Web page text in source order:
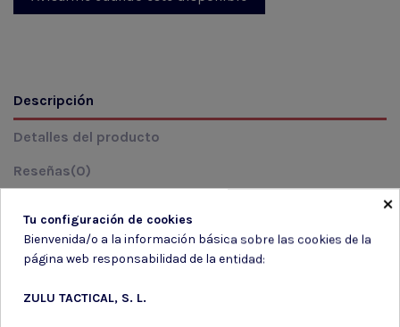
Descripción
Detalles del producto
Reseñas(0)
TIPO:MOCHILA
COLOR: CAMO
CIERRES: CREMALLERA
×
Tu configuración de cookies
Bienvenida/o a la información básica sobre las cookies de la
página web responsabilidad de la entidad:
ZULU TACTICAL, S. L.